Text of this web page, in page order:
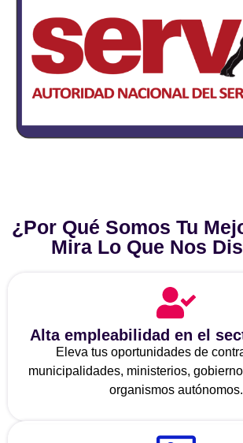
¿Por Qué Somos Tu
Mira Lo Que Nos
Alta empleabilidad en el
Eleva tus oportunidades de
municipalidades, ministerios,
organismos autónomos.